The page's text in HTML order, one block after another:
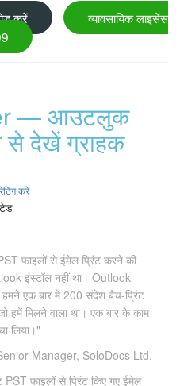
करें
व्यावसायिक लाइसेंस
— आउटलुक
से देखें ग्राहक
करें
फाइलों से ईमेल प्रिंट करने की
इंस्टॉल नहीं था। Outlook
एक बार में 200 संदेश बैच-प्रिंट
हमें मिलने वाला था। एक बार के काम
लिया।"
Manager, SoloDocs Ltd.
PST फाइलों से प्रिंट किए गए ईमेल